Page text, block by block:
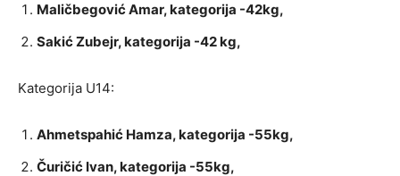
Maličbegović Amar, kategorija -42kg,
Sakić Zubejr, kategorija -42 kg,
Kategorija U14:
Ahmetspahić Hamza, kategorija -55kg,
Čuričić Ivan, kategorija -55kg,